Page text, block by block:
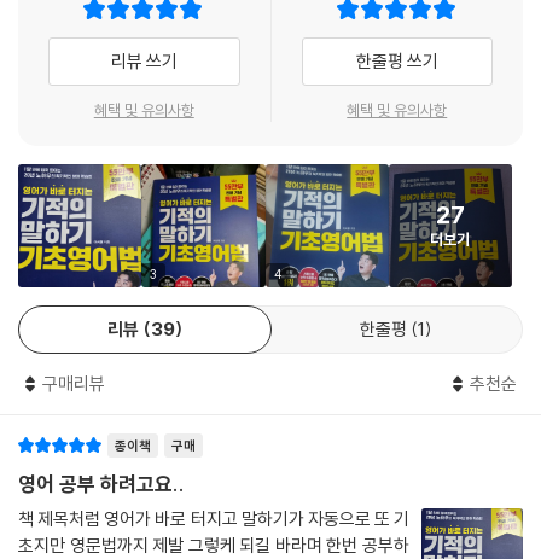
단어연결법을 적용하여 영어 문장들을 만들어 본 후, 우리말 해석 없이 영
어 문장들만 보고 들으면서 ‘1초 만에 우리말로 해석하는 연습’을 합니다.
교재에 수록된 음원 QR코드를 찍으면 영어 문장들이 바로 재생되기 때문
에 영어 문장들을 듣자마자1초 만에 우리말로 해석해서 말하며 뜻부터 머
4. 우리말 문장을 듣자마자 ‘1초 만에 영어로 바꿔 말하기’
‘1초 만에 우리말로 해석하기’ 연습을 끝낸 후, 이번엔 반대로 우리말 문장
들만 보고 들으면서 ‘1초 만에 영어로 바꿔 말하는 연습’을 합니다. 교재에
수록된 음원 QR코드를 찍으면 우리말 문장들이 바로 재생되기 때문에 우
리말 문장들을 듣자마자1초 만에 영어로 바꿔 말하며 ‘영어 입근육’을 만듭
니다.
5. 1초 만에 해석&영작 훈련을 위한 ‘음원 QR코드 100개’ 수록
히 문장들을 읽으면서만 하기보다는 귀로 ‘들으면서’까지 해야 효과가 2배
가 됩니다. 따라서 본 교재는 문장들을 읽는 동시에 이를 ‘실시간으로 들으
면서’ 우리말로 해석하고 영어로 말하는 연습을 할 수 있도록 ‘음원 QR코
드 100개’를 수록하였습니다.
리뷰 쓰기
혜택 및 유의사항
한줄평 쓰기
혜택 및 유의사항
3 4
27
더보기
리뷰 39 한줄평 1
구매리뷰 추천순
종이책 구매
영어 공부 하려고요..
책 제목처럼 영어가 바로 터지고 말하기가 자동으로 또 기
초지만 영문법까지 제발 그렇케 되길 바라며 한번 공부하